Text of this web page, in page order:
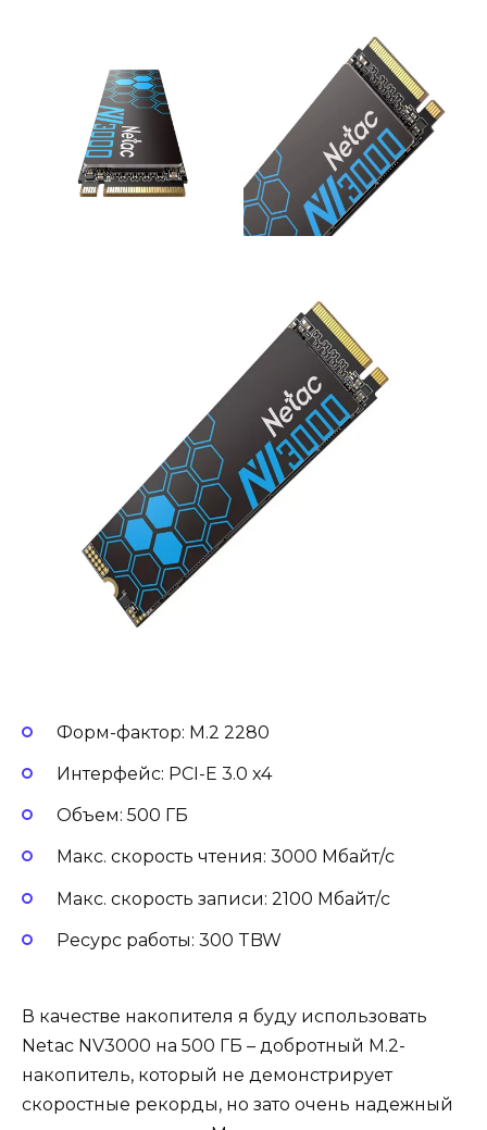
Форм-фактор: M.2 2280
Интерфейс: PCI-E 3.0 x4
Объем: 500 ГБ
Макс. скорость чтения: 3000 Мбайт/с
Макс. скорость записи: 2100 Мбайт/с
Ресурс работы: 300 TBW
В качестве накопителя я буду использовать
Netac NV3000 на 500 ГБ – добротный M.2-
накопитель, который не демонстрирует
скоростные рекорды, но зато очень надежный